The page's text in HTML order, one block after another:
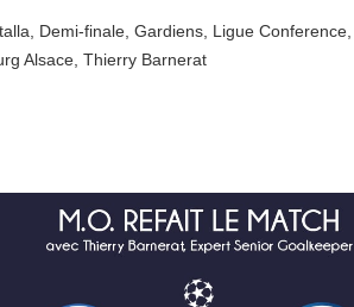
Demi-finale Gardiens Ligue Conference
Alsace Thierry Barnerat